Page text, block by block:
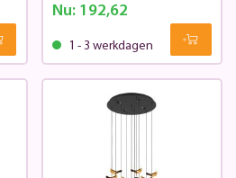
Nu: 192,62
1 - 3 werkdagen